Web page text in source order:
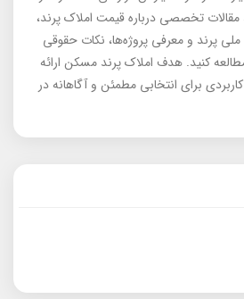
تخصصی درباره قیمت املاک پرند،
پرند و معرفی پروژه‌ها، نکات حقوقی
کنید. هدف املاک پرند مسکن ارائه
برای انتخابی مطمئن و آگاهانه در